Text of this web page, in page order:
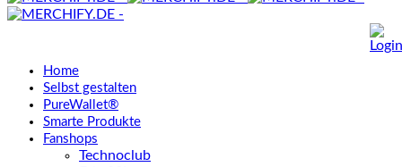
Home
Selbst gestalten
PureWallet®
Smarte Produkte
Fanshops
Technoclub